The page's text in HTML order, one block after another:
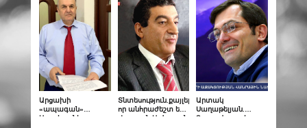
Արցախի
«ապագան»
Ադրբեջանի
Տնտեսություն.քայլեր,
որ անհրաժեշտ են.
Վարդան Այվազյան
Արտակ
Սաղաթելյան.
Գաղափարախոսությունը